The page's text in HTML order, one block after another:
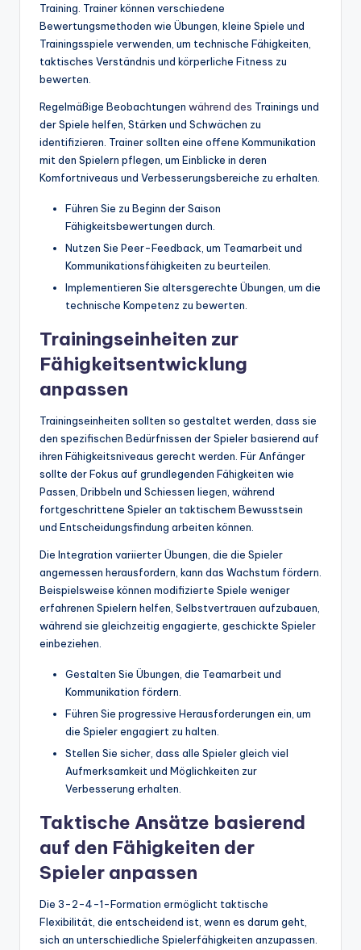
Training. Trainer können verschiedene
Bewertungsmethoden wie Übungen, kleine Spiele und
Trainingsspiele verwenden, um technische Fähigkeiten,
taktisches Verständnis und körperliche Fitness zu
bewerten.
Regelmäßige Beobachtungen während des Trainings und
der Spiele helfen, Stärken und Schwächen zu
identifizieren. Trainer sollten eine offene Kommunikation
mit den Spielern pflegen, um Einblicke in deren
Komfortniveaus und Verbesserungsbereiche zu erhalten.
Führen Sie zu Beginn der Saison
Fähigkeitsbewertungen durch.
Nutzen Sie Peer-Feedback, um Teamarbeit und
Kommunikationsfähigkeiten zu beurteilen.
Implementieren Sie altersgerechte Übungen, um die
technische Kompetenz zu bewerten.
Trainingseinheiten zur
Fähigkeitsentwicklung
anpassen
Trainingseinheiten sollten so gestaltet werden, dass sie
den spezifischen Bedürfnissen der Spieler basierend auf
ihren Fähigkeitsniveaus gerecht werden. Für Anfänger
sollte der Fokus auf grundlegenden Fähigkeiten wie
Passen, Dribbeln und Schiessen liegen, während
fortgeschrittene Spieler an taktischem Bewusstsein
und Entscheidungsfindung arbeiten können.
Die Integration variierter Übungen, die die Spieler
angemessen herausfordern, kann das Wachstum fördern.
Beispielsweise können modifizierte Spiele weniger
erfahrenen Spielern helfen, Selbstvertrauen aufzubauen,
während sie gleichzeitig engagierte, geschickte Spieler
einbeziehen.
Gestalten Sie Übungen, die Teamarbeit und
Kommunikation fördern.
Führen Sie progressive Herausforderungen ein, um
die Spieler engagiert zu halten.
Stellen Sie sicher, dass alle Spieler gleich viel
Aufmerksamkeit und Möglichkeiten zur
Verbesserung erhalten.
Taktische Ansätze basierend
auf den Fähigkeiten der
Spieler anpassen
Die 3-2-4-1-Formation ermöglicht taktische
Flexibilität, die entscheidend ist, wenn es darum geht,
sich an unterschiedliche Spielerfähigkeiten anzupassen.